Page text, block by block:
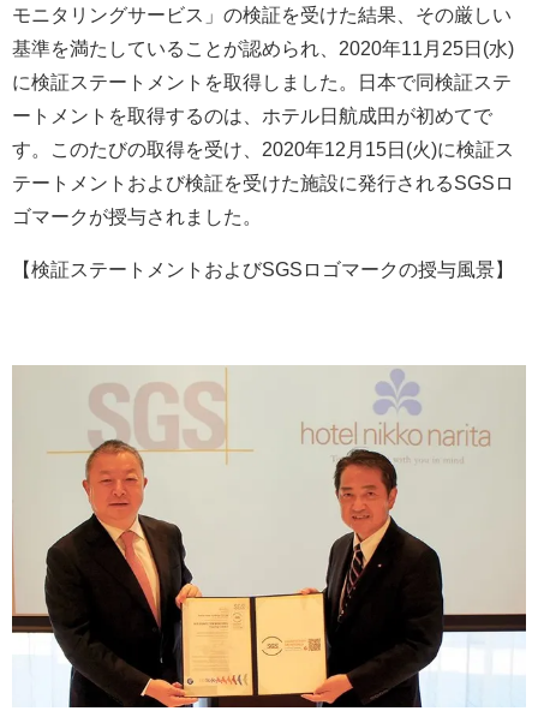
モニタリングサービス」の検証を受けた結果、その厳しい
基準を満たしていることが認められ、2020年11月25日(水)
に検証ステートメントを取得しました。日本で同検証ステ
ートメントを取得するのは、ホテル日航成田が初めてで
す。このたびの取得を受け、2020年12月15日(火)に検証ス
テートメントおよび検証を受けた施設に発行されるSGSロ
ゴマークが授与されました。
【検証ステートメントおよびSGSロゴマークの授与風景】